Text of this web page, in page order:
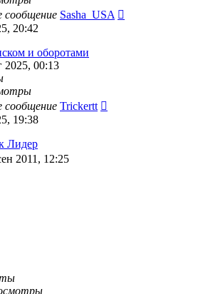
сообщение Sasha_USA
20:42
и оборотами
2025, 00:13
сообщение Trickertt
19:38
Лидер
2011, 12:25